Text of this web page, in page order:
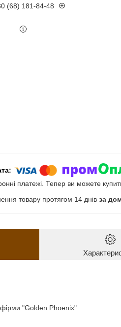
(68) 181-84-48
платежі. Тепер ви можете
товару протягом 14 днів за
фірми "Golden Phoenix"